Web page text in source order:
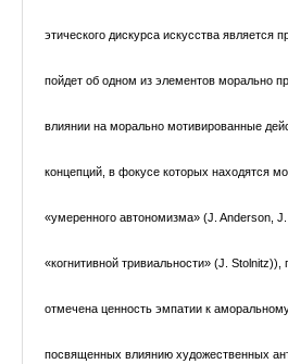
этического дискурса искусства
пойдет об одном из элементов морально
влиянии на морально мотивированные
концепций, в фокусе которых находятся
«умеренного автономизма» (J. Anderson,
«когнитивной тривиальности» (J.
отмечена ценность эмпатии к
посвященных влиянию художественных